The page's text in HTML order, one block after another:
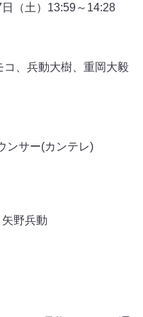
（土）13:59～14:28
、兵動大樹、重岡大毅
ンサー(カンテレ)
⽮野兵動